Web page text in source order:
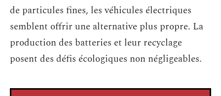
de particules fines, les véhicules électriques
semblent offrir une alternative plus propre. La
production des batteries et leur recyclage
posent des défis écologiques non négligeables.